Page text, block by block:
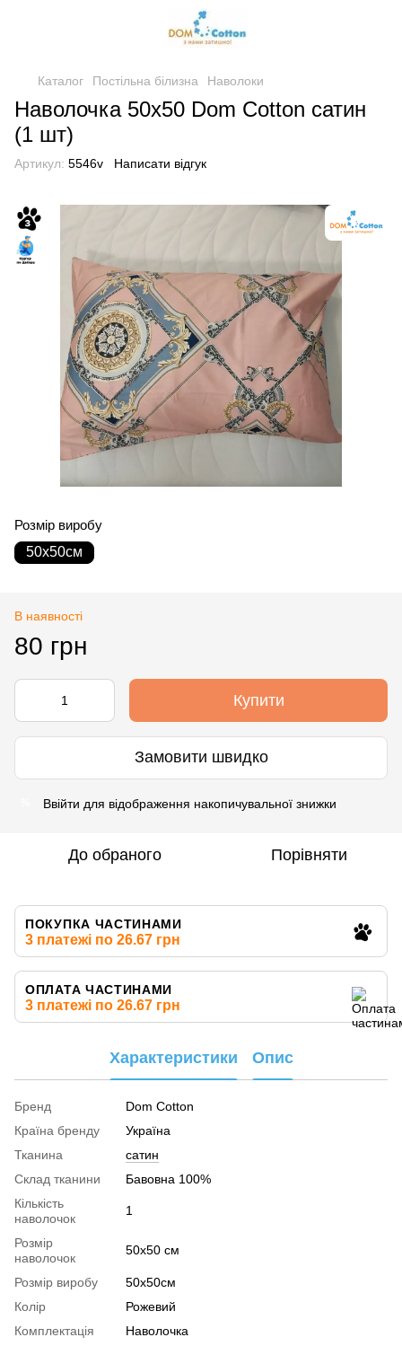
Каталог Постільна білизна Наволоки
Наволочка 50х50 Dom Cotton сатин
(1 шт)
Артикул: 5546v Написати відгук
Розмір виробу
50х50см
В наявності
80 грн
Купити
Замовити швидко
Ввійти для відображення накопичувальної знижки
До обраного Порівняти
ПОКУПКА ЧАСТИНАМИ
3 платежі по 26.67 грн
ОПЛАТА ЧАСТИНАМИ
3 платежі по 26.67 грн
Характеристики Опис
Бренд
Dom Cotton
Країна бренду
Україна
Тканина
сатин
Склад тканини
Бавовна 100%
Кількість
наволочок
1
Розмір
наволочок
50х50 см
Розмір виробу
50х50см
Колір
Рожевий
Комплектація
Наволочка